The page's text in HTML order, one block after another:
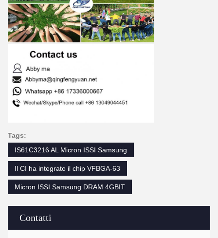
Contatti
Tags:
IS61C3216 AL Micron ISSI Samsung
Il CI ha integrato il chip VFBGA-63
Micron ISSI Samsung DRAM 4GBIT